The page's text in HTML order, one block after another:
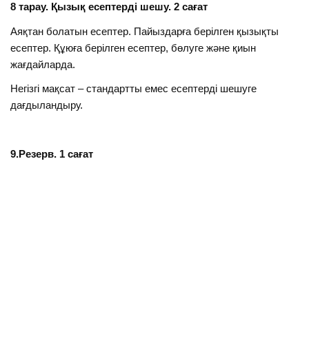
8 тарау. Қызық есептердi шешу. 2 сағат
Аяқтан болатын есептер. Пайыздарға берілген қызықты
есептер. Құюға берілген есептер, бөлуге және қиын
жағдайларда.
Негізгі мақсат – стандартты емес есептердi шешуге
дағдыландыру.
9.Резерв. 1 сағат